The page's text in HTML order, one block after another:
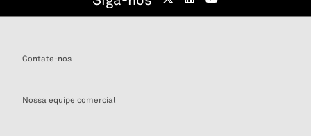
Contate-nos
Nossa equipe comercial